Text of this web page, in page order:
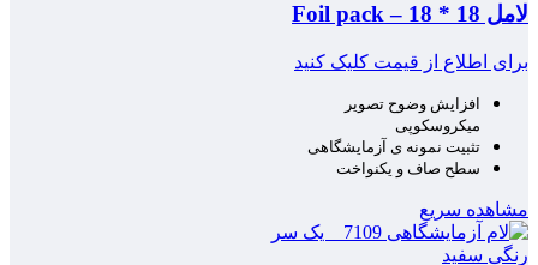
لامل 18 * 18 – Foil pack
برای اطلاع از قیمت کلیک کنید
افزایش وضوح تصویر
میکروسکوپی
تثبیت نمونه ی آزمایشگاهی
سطح صاف و یکنواخت
مشاهده سریع